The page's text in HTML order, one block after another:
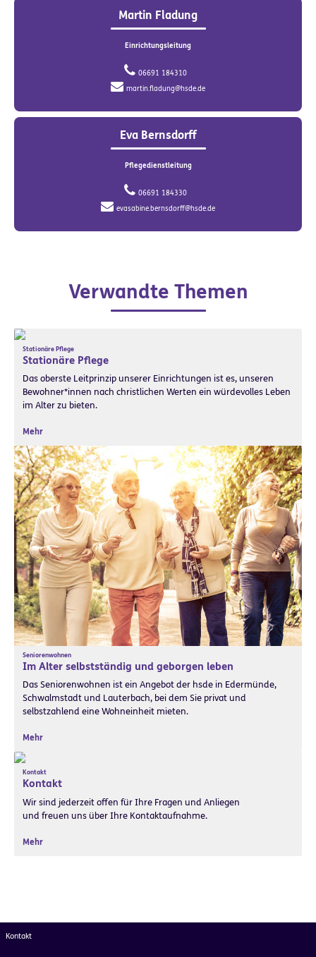
Martin Fladung
Einrichtungsleitung
06691 184310
martin.fladung@hsde.de
Eva Bernsdorff
Pflegedienstleitung
06691 184330
evasabine.bernsdorff@hsde.de
Verwandte Themen
Stationäre Pflege
Stationäre Pflege
Das oberste Leitprinzip unserer Einrichtungen ist es, unseren
Bewohner*innen nach christlichen Werten ein würdevolles Leben
im Alter zu bieten.
Mehr
Seniorenwohnen
Im Alter selbstständig und geborgen leben
Das Seniorenwohnen ist ein Angebot der hsde in Edermünde,
Schwalmstadt und Lauterbach, bei dem Sie privat und
selbstzahlend eine Wohneinheit mieten.
Mehr
Kontakt
Kontakt
Wir sind jederzeit offen für Ihre Fragen und Anliegen
und freuen uns über Ihre Kontaktaufnahme.
Mehr
Kontakt